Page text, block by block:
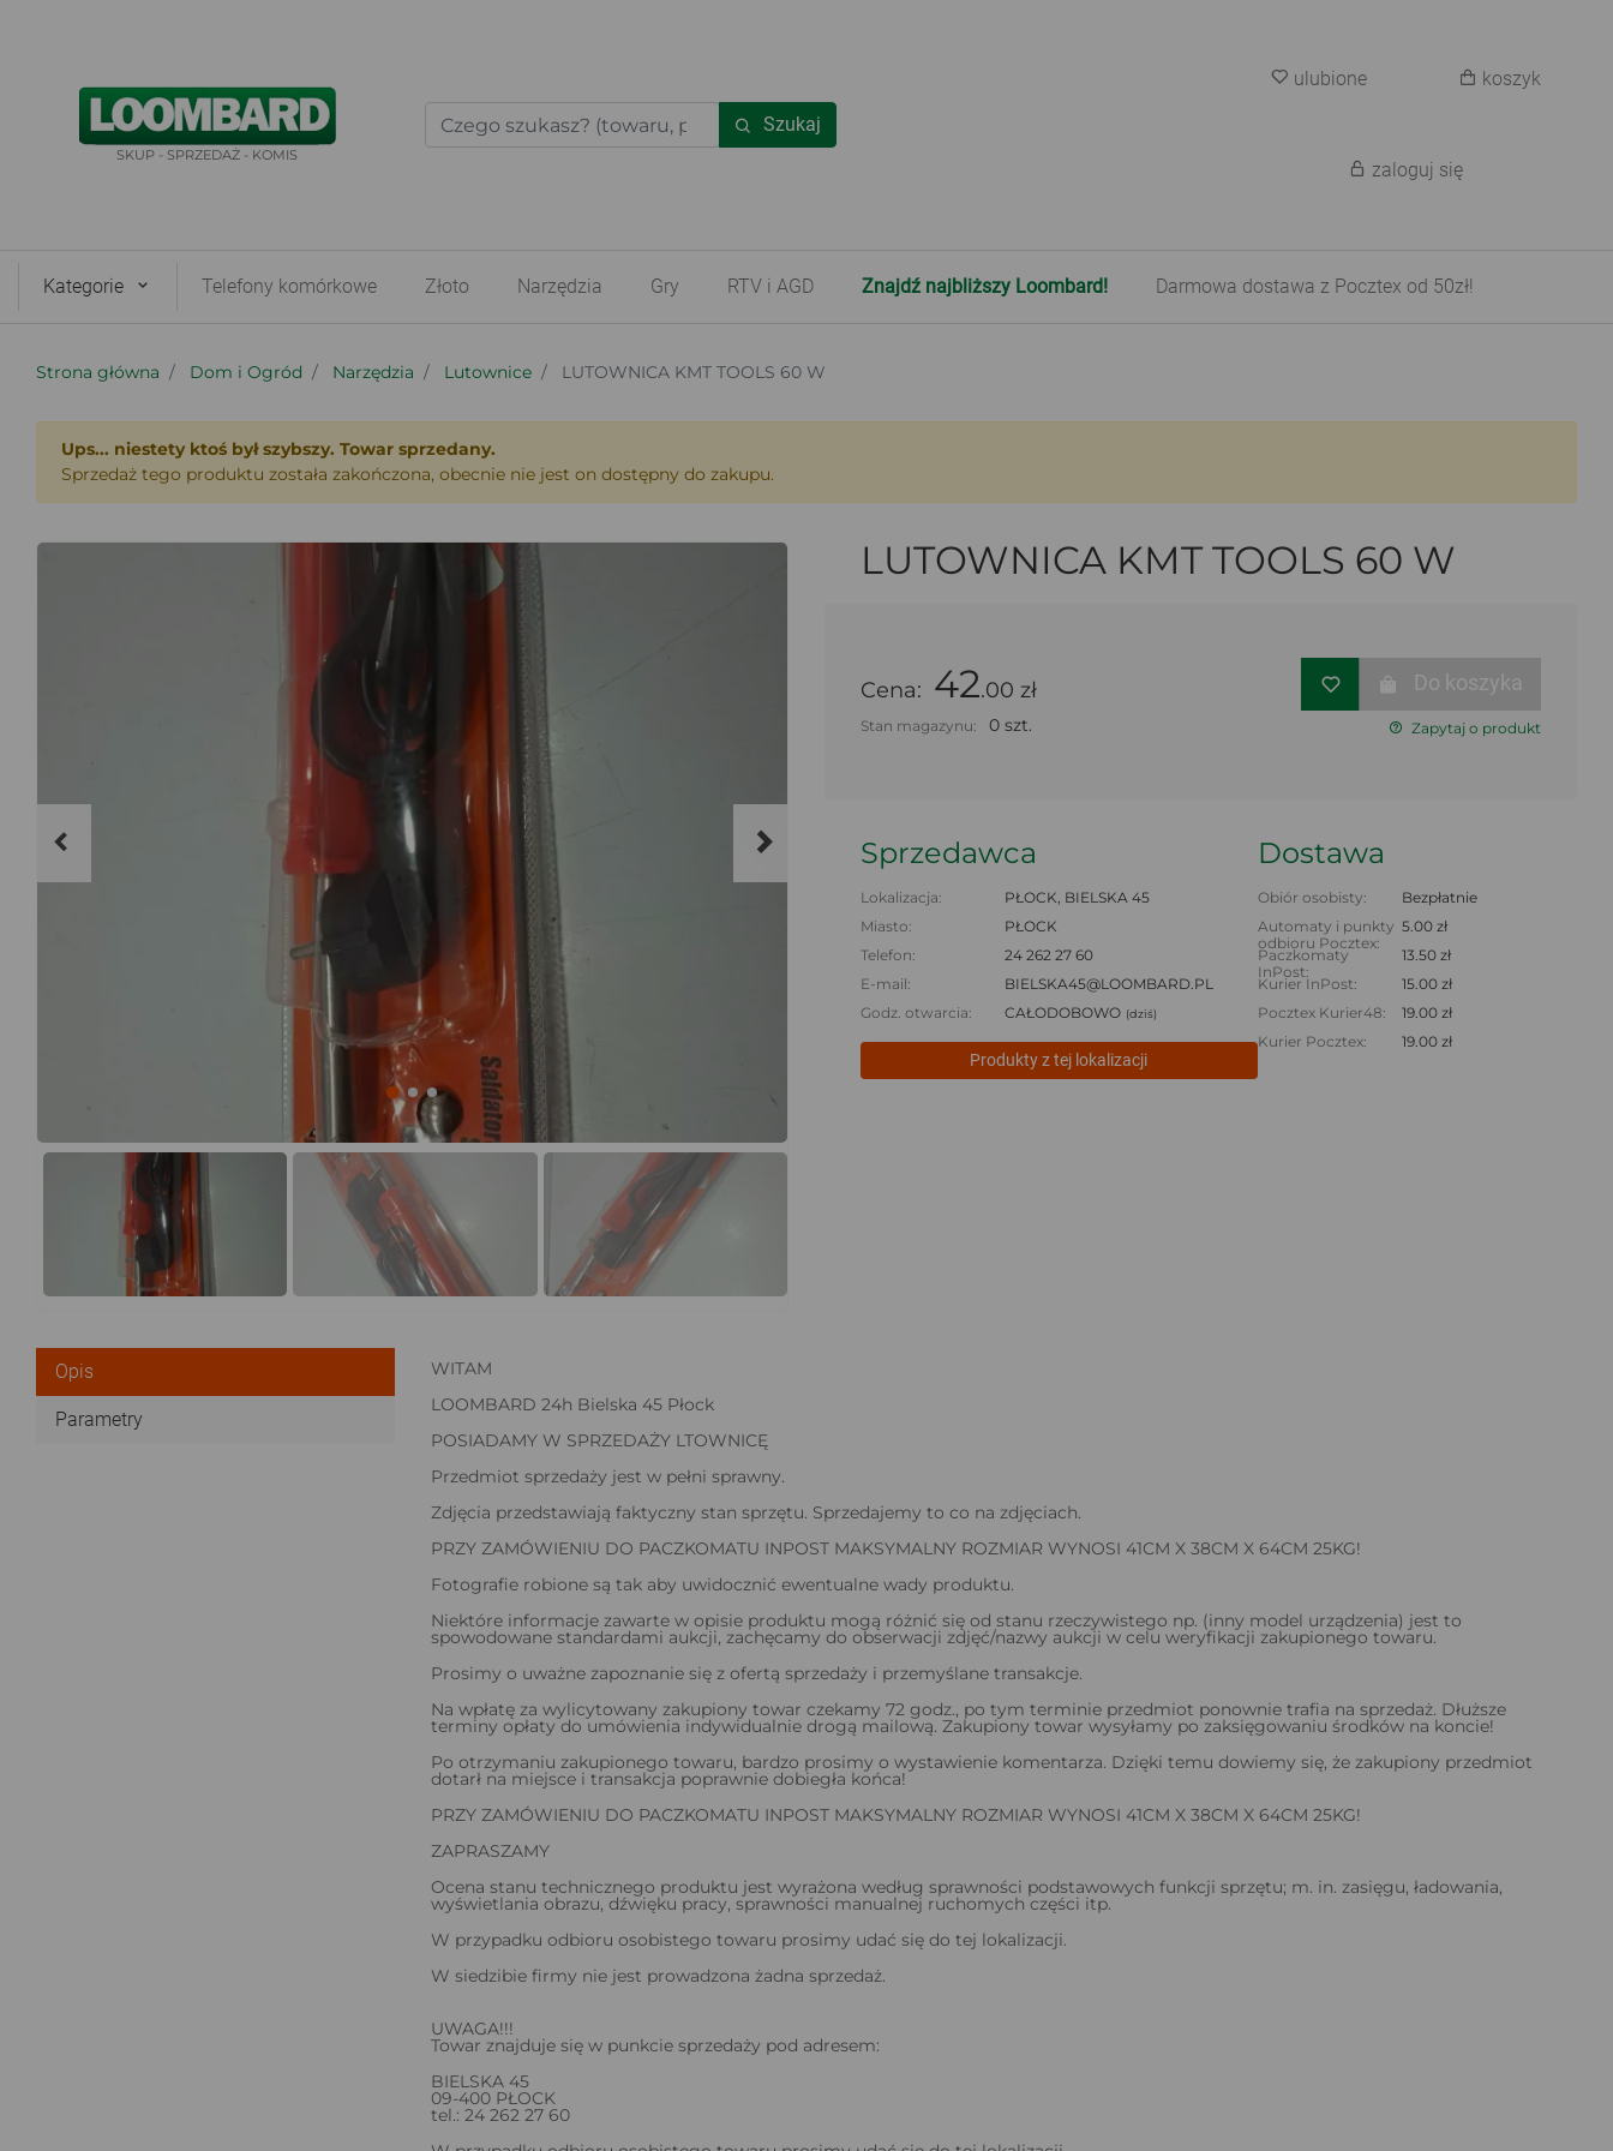
SKUP - SPRZEDAŻ - KOMIS
Szukaj
ulubione koszyk
zaloguj się
Kategorie Telefony komórkowe Złoto Narzędzia Gry RTV i AGD Znajdź najbliższy Loombard! Darmowa dostawa z Pocztex od 50zł!
Strona główna Dom i Ogród Narzędzia Lutownice LUTOWNICA KMT TOOLS 60 W
Ups... niestety ktoś był szybszy. Towar sprzedany.
Sprzedaż tego produktu została zakończona, obecnie nie jest on dostępny do zakupu.
LUTOWNICA KMT TOOLS 60 W
Cena: 42.00 zł
Stan magazynu: 0 szt.
Do koszyka
Zapytaj o produkt
Sprzedawca
Lokalizacja:
PŁOCK, BIELSKA 45
Miasto:
PŁOCK
Telefon:
24 262 27 60
E-mail:
BIELSKA45@LOOMBARD.PL
Godz. otwarcia:
CAŁODOBOWO (dziś)
Produkty z tej lokalizacji
Dostawa
Obiór osobisty:
Bezpłatnie
Automaty i punkty
odbioru Pocztex:
5.00 zł
Paczkomaty
InPost:
13.50 zł
Kurier InPost:
15.00 zł
Pocztex Kurier48:
19.00 zł
Kurier Pocztex:
19.00 zł
Opis
Parametry
WITAM
LOOMBARD 24h Bielska 45 Płock
POSIADAMY W SPRZEDAŻY LTOWNICĘ
Przedmiot sprzedaży jest w pełni sprawny.
Zdjęcia przedstawiają faktyczny stan sprzętu. Sprzedajemy to co na zdjęciach.
PRZY ZAMÓWIENIU DO PACZKOMATU INPOST MAKSYMALNY ROZMIAR WYNOSI 41CM X 38CM X 64CM 25KG!
Fotografie robione są tak aby uwidocznić ewentualne wady produktu.
Niektóre informacje zawarte w opisie produktu mogą różnić się od stanu rzeczywistego np. (inny model urządzenia) jest to
spowodowane standardami aukcji, zachęcamy do obserwacji zdjęć/nazwy aukcji w celu weryfikacji zakupionego towaru.
Prosimy o uważne zapoznanie się z ofertą sprzedaży i przemyślane transakcje.
Na wpłatę za wylicytowany zakupiony towar czekamy 72 godz., po tym terminie przedmiot ponownie trafia na sprzedaż. Dłuższe
terminy opłaty do umówienia indywidualnie drogą mailową. Zakupiony towar wysyłamy po zaksięgowaniu środków na koncie!
Po otrzymaniu zakupionego towaru, bardzo prosimy o wystawienie komentarza. Dzięki temu dowiemy się, że zakupiony przedmiot
dotarł na miejsce i transakcja poprawnie dobiegła końca!
PRZY ZAMÓWIENIU DO PACZKOMATU INPOST MAKSYMALNY ROZMIAR WYNOSI 41CM X 38CM X 64CM 25KG!
ZAPRASZAMY
Ocena stanu technicznego produktu jest wyrażona według sprawności podstawowych funkcji sprzętu; m. in. zasięgu, ładowania,
wyświetlania obrazu, dźwięku pracy, sprawności manualnej ruchomych części itp.
W przypadku odbioru osobistego towaru prosimy udać się do tej lokalizacji.
W siedzibie firmy nie jest prowadzona żadna sprzedaż.
UWAGA!!!
Towar znajduje się w punkcie sprzedaży pod adresem:
BIELSKA 45
09-400 PŁOCK
tel.: 24 262 27 60